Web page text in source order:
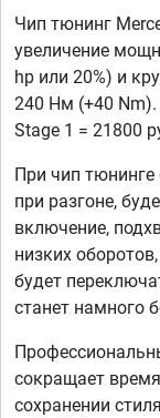
Чип тюнинг
увеличение
hp или 20%) и
240 Нм (+40
Stage 1 = 21800
При чип
при разгоне,
включение,
низких
будет
станет намного
сокращает
сохранении